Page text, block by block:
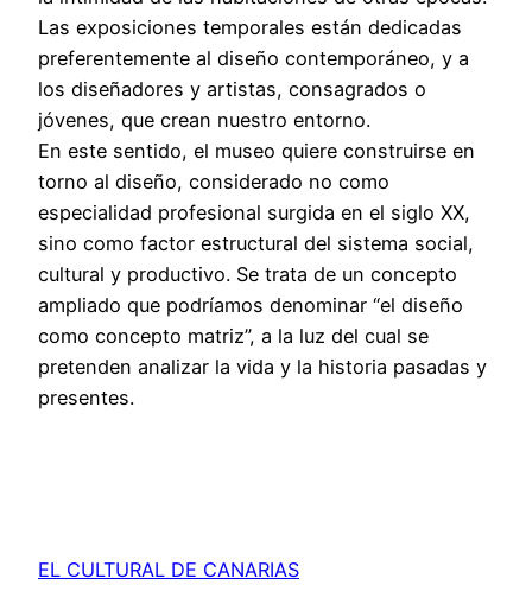
Las exposiciones temporales están dedicadas
preferentemente al diseño contemporáneo, y a
los diseñadores y artistas, consagrados o
jóvenes, que crean nuestro entorno.
En este sentido, el museo quiere construirse en
torno al diseño, considerado no como
especialidad profesional surgida en el siglo XX,
sino como factor estructural del sistema social,
cultural y productivo. Se trata de un concepto
ampliado que podríamos denominar “el diseño
como concepto matriz”, a la luz del cual se
pretenden analizar la vida y la historia pasadas y
presentes.
EL CULTURAL DE CANARIAS